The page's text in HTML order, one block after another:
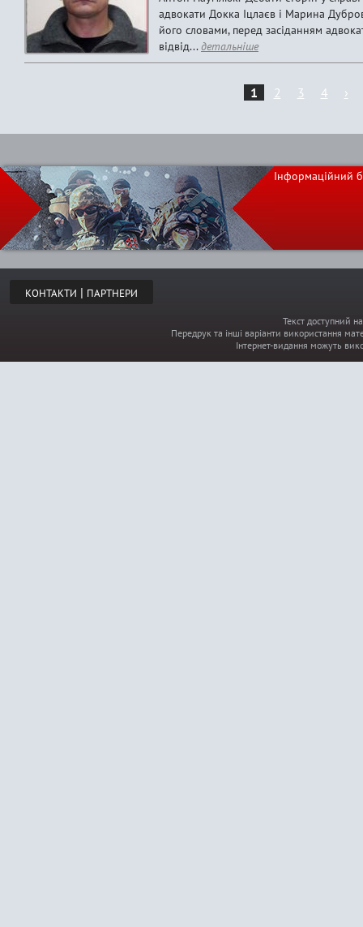
адвокати Докка Іцлаєв і Марина
його словами, перед засіданням
відвід...детальніше
о
р
і
1 2 3 4 ›
Інформаційний
КОНТАКТИ | ПАРТНЕРИ
Текст доступний
Передрук та інші варіанти використання
Інтернет-видання можуть